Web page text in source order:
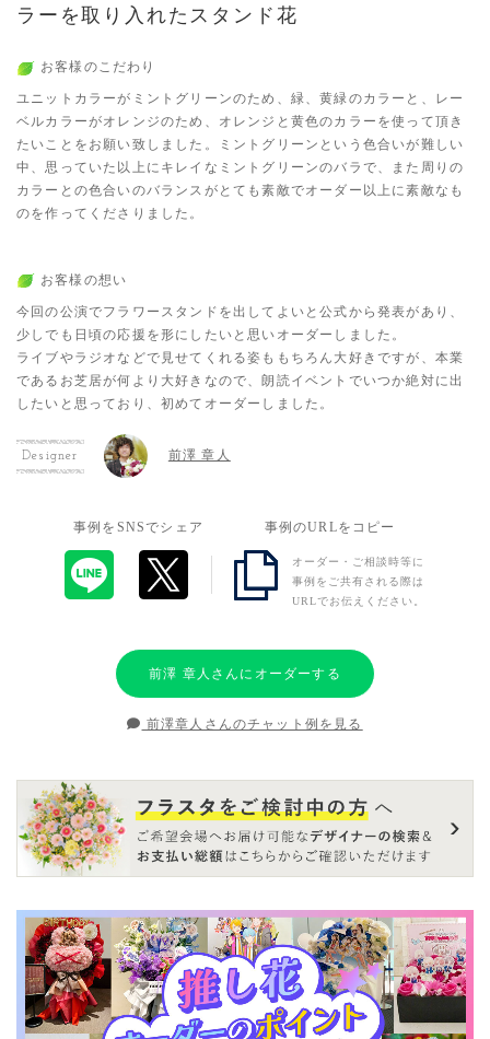
ラーを取り入れたスタンド花
お客様のこだわり
ユニットカラーがミントグリーンのため、緑、黄緑のカラーと、レー
ベルカラーがオレンジのため、オレンジと黄色のカラーを使って頂き
たいことをお願い致しました。ミントグリーンという色合いが難しい
中、思っていた以上にキレイなミントグリーンのバラで、また周りの
カラーとの色合いのバランスがとても素敵でオーダー以上に素敵なも
のを作ってくださりました。
お客様の想い
今回の公演でフラワースタンドを出してよいと公式から発表があり、
少しでも日頃の応援を形にしたいと思いオーダーしました。
ライブやラジオなどで見せてくれる姿ももちろん大好きですが、本業
であるお芝居が何より大好きなので、朗読イベントでいつか絶対に出
したいと思っており、初めてオーダーしました。
Designer 前澤 章人
事例をSNSでシェア 事例のURLをコピー
オーダー・ご相談時等に
事例をご共有される際は
URLでお伝えください。
前澤 章人さんにオーダーする
前澤章人さんのチャット例を見る